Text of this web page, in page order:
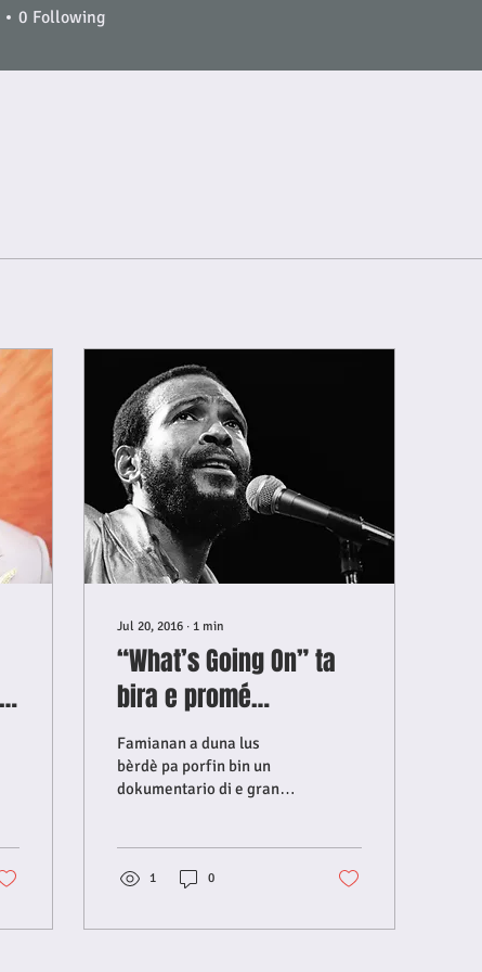
Jul 20, 2016 ∙ 1 min
“What’s Going On” ta
bira e promé
dokumentario outorisá
di Marvin Gaye.
Famianan a duna lus
bèrdè pa porfin bin un
dokumentario di e gran
1 0
0 Following